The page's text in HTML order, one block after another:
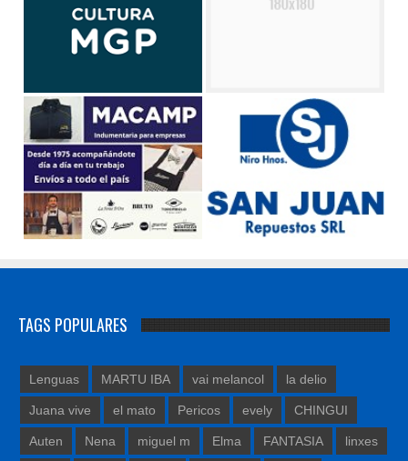
TAGS POPULARES
Lenguas MARTU IBA vai melancol la delio
Juana vive el mato Pericos evely CHINGUI
Auten Nena miguel m Elma FANTASIA linxes